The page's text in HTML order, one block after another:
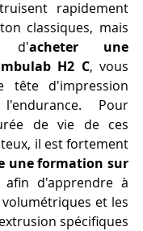
rapidement
classiques, mais
d'acheter une
H2 C, vous
tête d'impression
Pour
de vie de ces
il est fortement
une formation sur
afin d'apprendre à
et les
spécifiques